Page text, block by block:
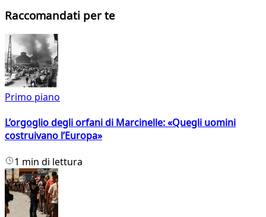
Raccomandati per te
Primo piano
L’orgoglio degli orfani di Marcinelle: «Quegli uomini
costruivano l’Europa»
1 min di lettura